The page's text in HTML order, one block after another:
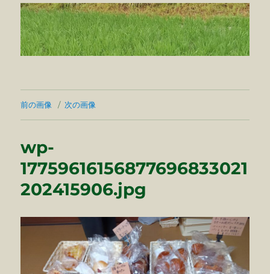
前の画像 次の画像
wp-
17759616156877696833021
202415906.jpg